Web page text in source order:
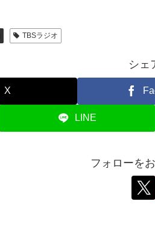
TBSラジオ
シェ
X
LINE
フォローを